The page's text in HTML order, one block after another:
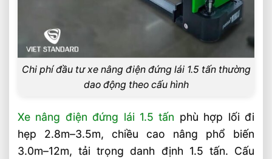
Video: Chi Phí Đầu Tư Xe Nâng Điện Đứng
Lái 1.5 Tấn Bao Nhiêu?
Sản phẩm đề xuất
Liên hệ mua sản phẩm
Bài Viết Liên Quan
Sai Lầm Phổ Biến Khi Chọn Xe Nâng Điện
Cần Tránh Ngay
Chi phí đầu tư xe nâng điện đứng lái 1.5 tấn thường
dao động theo cấu hình
Xe nâng điện đứng lái 1.5 tấn phù hợp lối đi
hẹp 2.8m–3.5m, chiều cao nâng phổ biến
3.0m–12m, tải trọng danh định 1.5 tấn. Cấu